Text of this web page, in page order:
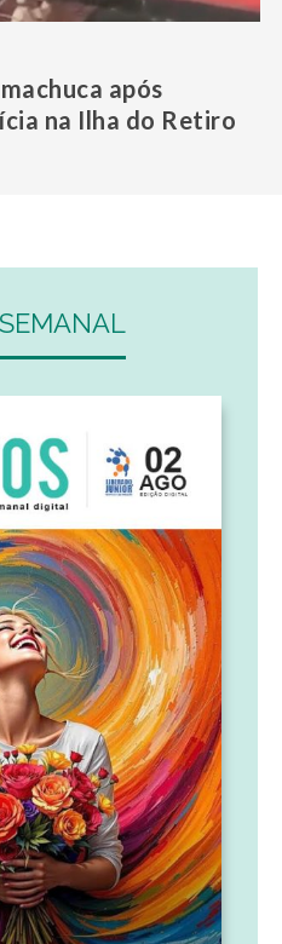
após
na Ilha do Retiro